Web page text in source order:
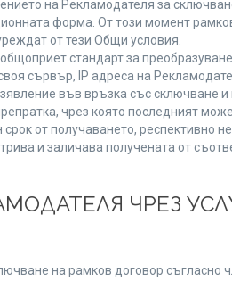
на Рекламодателя за
форма. От този момент
от тези Общи условия.
стандарт за
сървър, IP адреса на
във връзка със сключване и
чрез която последният
от получаването, респективно
и заличава получената от
ЧРЕЗ
на рамков договор съгласно